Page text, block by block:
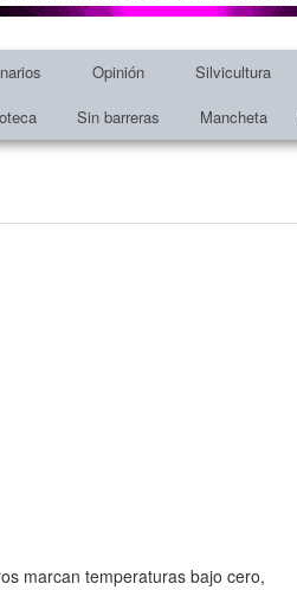
Opinión Silvicultura
Sin barreras Mancheta
marcan temperaturas bajo cero,